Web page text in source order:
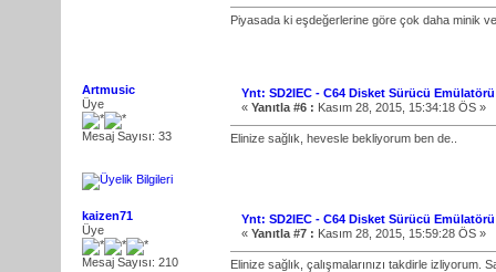
Piyasada ki eşdeğerlerine göre çok daha minik
Artmusic
Üye
Mesaj Sayısı: 33
Ynt: SD2IEC - C64 Disket Sürücü Emülatörü
« Yanıtla #6 : Kasım 28, 2015, 15:34:18 ÖS »
Elinize sağlık, hevesle bekliyorum ben de..
kaizen71
Üye
Mesaj Sayısı: 210
Ynt: SD2IEC - C64 Disket Sürücü Emülatörü
« Yanıtla #7 : Kasım 28, 2015, 15:59:28 ÖS »
Elinize sağlık, çalışmalarınızı takdirle izliyorum.